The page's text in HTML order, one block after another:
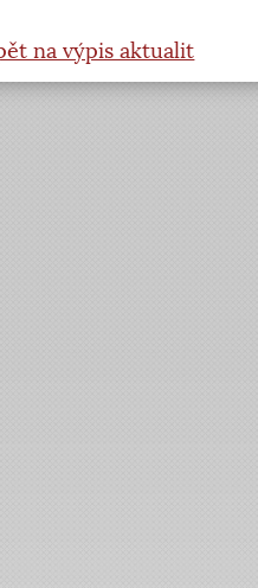
na výpis aktualit